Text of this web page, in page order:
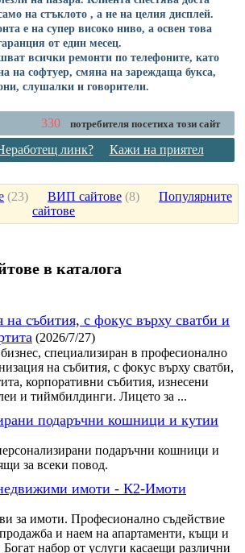
на стъклото , а не на целия дисплей.
е на супер високо ниво, а освен това
от един месец.
всички ремонти по телефоните, като
на софтуер, смяна на зареждаща букса,
слушалки и говорители.
330 потребителя посетиха този сайт
линк? Кажи на приятел
(23) ВИП сайтове (8) Популярните
сайтове
в каталога
на събития, с фокус върху сватби и
(2026/7/27)
специализиран в професионално
на събития, с фокус върху сватби,
корпоративни събития, изнесени
и тиймбилдинги. Лицето за ...
подаръчни кошници и кутии
подаръчни кошници и
за всеки повод.
имоти - К2-Имоти
за имоти. Професионално съдействие
и наем на апартаменти, къщи и
набор от услуги касаещи различни